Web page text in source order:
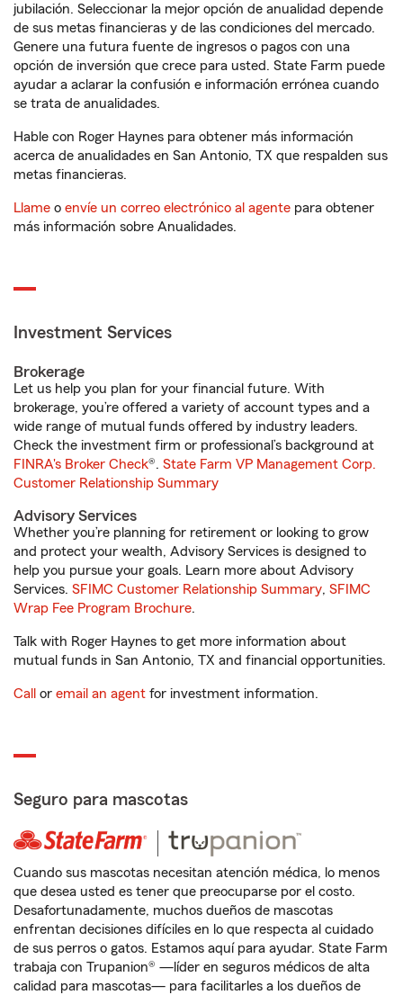
jubilación. Seleccionar la mejor opción de anualidad depende
de sus metas financieras y de las condiciones del mercado.
Genere una futura fuente de ingresos o pagos con una
opción de inversión que crece para usted. State Farm puede
ayudar a aclarar la confusión e información errónea cuando
se trata de anualidades.
Hable con Roger Haynes para obtener más información
acerca de anualidades en San Antonio, TX que respalden sus
metas financieras.
Llame o envíe un correo electrónico al agente para obtener
más información sobre Anualidades.
Investment Services
Brokerage
Let us help you plan for your financial future. With
brokerage, you’re offered a variety of account types and a
wide range of mutual funds offered by industry leaders.
Check the investment firm or professional’s background at
FINRA's Broker Check®. State Farm VP Management Corp.
Customer Relationship Summary
Advisory Services
Whether you’re planning for retirement or looking to grow
and protect your wealth, Advisory Services is designed to
help you pursue your goals. Learn more about Advisory
Services. SFIMC Customer Relationship Summary, SFIMC
Wrap Fee Program Brochure.
Talk with Roger Haynes to get more information about
mutual funds in San Antonio, TX and financial opportunities.
Call or email an agent for investment information.
Seguro para mascotas
Cuando sus mascotas necesitan atención médica, lo menos
que desea usted es tener que preocuparse por el costo.
Desafortunadamente, muchos dueños de mascotas
enfrentan decisiones difíciles en lo que respecta al cuidado
de sus perros o gatos. Estamos aquí para ayudar. State Farm
trabaja con Trupanion® —líder en seguros médicos de alta
calidad para mascotas— para facilitarles a los dueños de